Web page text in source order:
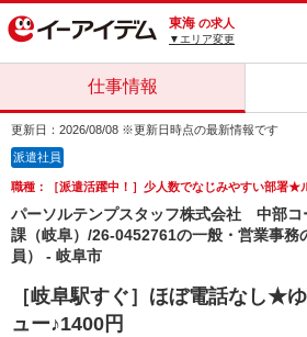
東海 の求人
▼エリア変更
仕事情報
更新日：2026/08/08 ※更新日時点の最新情報です
派遣社員
職種：［派遣活躍中！］少人数でなじみやすい部署★
パーソルテンプスタッフ株式会社 中部コ
課（岐阜）/26-0452761の一般・営業事務
員） - 岐阜市
［岐阜駅すぐ］ほぼ電話なし★
ュー♪1400円